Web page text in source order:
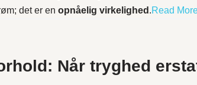
det er en opnåelig virkelighed .Read
Når tryghed